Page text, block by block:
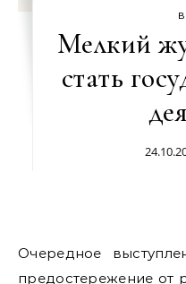
Мелкий
стать
Очередное
предостережение